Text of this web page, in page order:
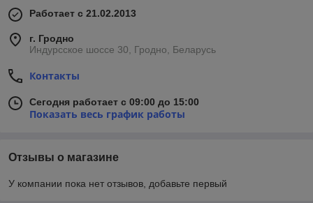
Работает с 21.02.2013
г. Гродно
Индурсское шоссе 30, Гродно, Беларусь
Контакты
Сегодня работает с 09:00 до 15:00
Показать весь график работы
Отзывы о магазине
У компании пока нет отзывов, добавьте первый